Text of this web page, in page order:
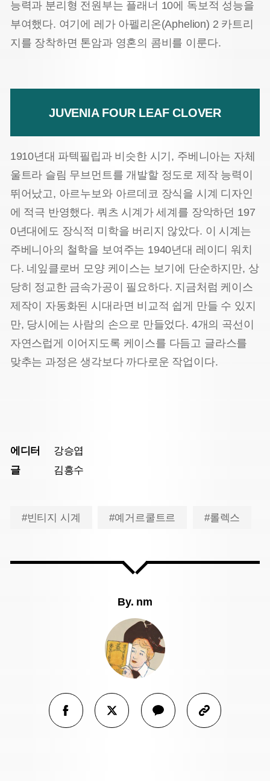
능력과 분리형 전원부는 플래너 10에 독보적 성능을
부여했다. 여기에 레가 아펠리온(Aphelion) 2 카트리
지를 장착하면 톤암과 영혼의 콤비를 이룬다.
JUVENIA FOUR LEAF CLOVER
1910년대 파텍필립과 비슷한 시기, 주베니아는 자체
울트라 슬림 무브먼트를 개발할 정도로 제작 능력이
뛰어났고, 아르누보와 아르데코 장식을 시계 디자인
에 적극 반영했다. 쿼츠 시계가 세계를 장악하던 197
0년대에도 장식적 미학을 버리지 않았다. 이 시계는
주베니아의 철학을 보여주는 1940년대 레이디 워치
다. 네잎클로버 모양 케이스는 보기에 단순하지만, 상
당히 정교한 금속가공이 필요하다. 지금처럼 케이스
제작이 자동화된 시대라면 비교적 쉽게 만들 수 있지
만, 당시에는 사람의 손으로 만들었다. 4개의 곡선이
자연스럽게 이어지도록 케이스를 다듬고 글라스를
맞추는 과정은 생각보다 까다로운 작업이다.
에디터
강승엽
글
김흥수
#빈티지 시계 #예거르쿨트르 #롤렉스
By. nm